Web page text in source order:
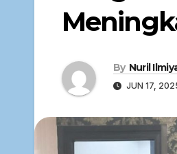
By Nuril
JUN 17,